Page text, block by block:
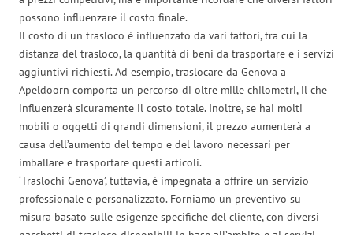
possono influenzare il costo finale.
Il costo di un trasloco è influenzato da vari fattori, tra cui la
distanza del trasloco, la quantità di beni da trasportare e i servizi
aggiuntivi richiesti. Ad esempio, traslocare da Genova a
Apeldoorn comporta un percorso di oltre mille chilometri, il che
influenzerà sicuramente il costo totale. Inoltre, se hai molti
mobili o oggetti di grandi dimensioni, il prezzo aumenterà a
causa dell’aumento del tempo e del lavoro necessari per
imballare e trasportare questi articoli.
‘Traslochi Genova’, tuttavia, è impegnata a offrire un servizio
professionale e personalizzato. Forniamo un preventivo su
misura basato sulle esigenze specifiche del cliente, con diversi